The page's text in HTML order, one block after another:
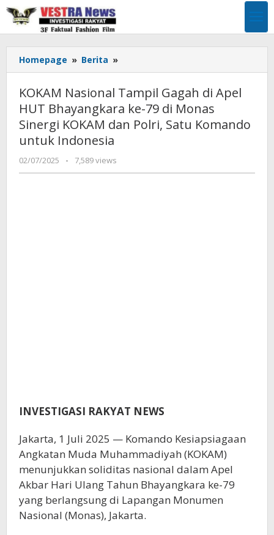
Lewati
konten
Homepage » Berita »
Nasional
Gagah
di
Apel
79
KOKAM Nasional Tampil Gagah di Apel
HUT Bhayangkara ke-79 di Monas
Sinergi KOKAM dan Polri, Satu Komando
untuk Indonesia
02/07/2025
oleh
Pimpinan
- 7,589 views
INVESTIGASI RAKYAT NEWS
Jakarta, 1 Juli 2025 — Komando Kesiapsiagaan
Angkatan Muda Muhammadiyah (KOKAM)
menunjukkan soliditas nasional dalam Apel
Akbar Hari Ulang Tahun Bhayangkara ke-79
yang berlangsung di Lapangan Monumen
Nasional (Monas), Jakarta.